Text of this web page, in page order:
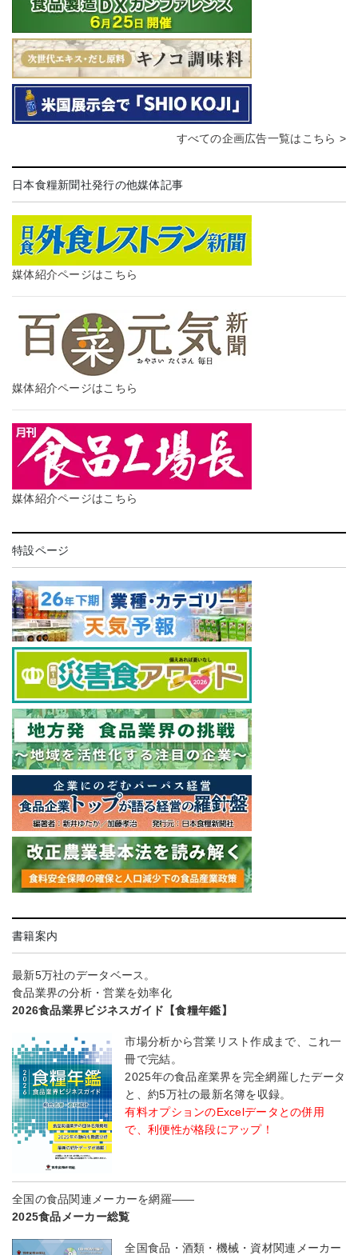
すべての企画広告一覧はこちら >
日本食糧新聞社発行の他媒体記事
媒体紹介ページはこちら
媒体紹介ページはこちら
媒体紹介ページはこちら
特設ページ
書籍案内
最新5万社のデータベース。
食品業界の分析・営業を効率化
2026食品業界ビジネスガイド【食糧年鑑】
市場分析から営業リスト作成まで、これ一
冊で完結。
2025年の食品産業界を完全網羅したデータ
と、約5万社の最新名簿を収録。
有料オプションのExcelデータとの併用
で、利便性が格段にアップ！
全国の食品関連メーカーを網羅――
2025食品メーカー総覧
全国食品・酒類・機械・資材関連メーカー